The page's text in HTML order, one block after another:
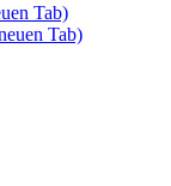
Tab)
Tab)